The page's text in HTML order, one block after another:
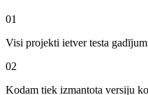
01
Visi projekti ietver testa
02
Kodam tiek izmantota versiju